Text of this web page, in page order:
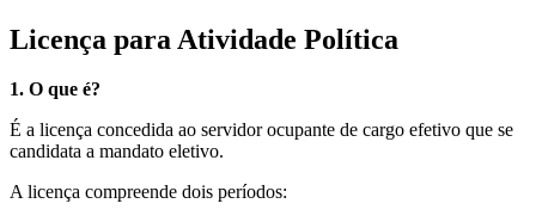
Licença para Atividade Política
1. O que é?
É a licença concedida ao servidor ocupante de cargo efetivo que se
candidata a mandato eletivo.
A licença compreende dois períodos: